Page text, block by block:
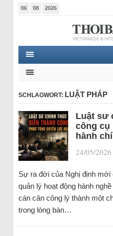
06 08 2026
SCHLAGWORT: LUẬT PHÁP
Luật sư
công cụ
hành
24/05/2026
Sự ra đời của Nghị định
quản lý hoạt động hành
cán cân công lý thành một
trong lòng bàn…